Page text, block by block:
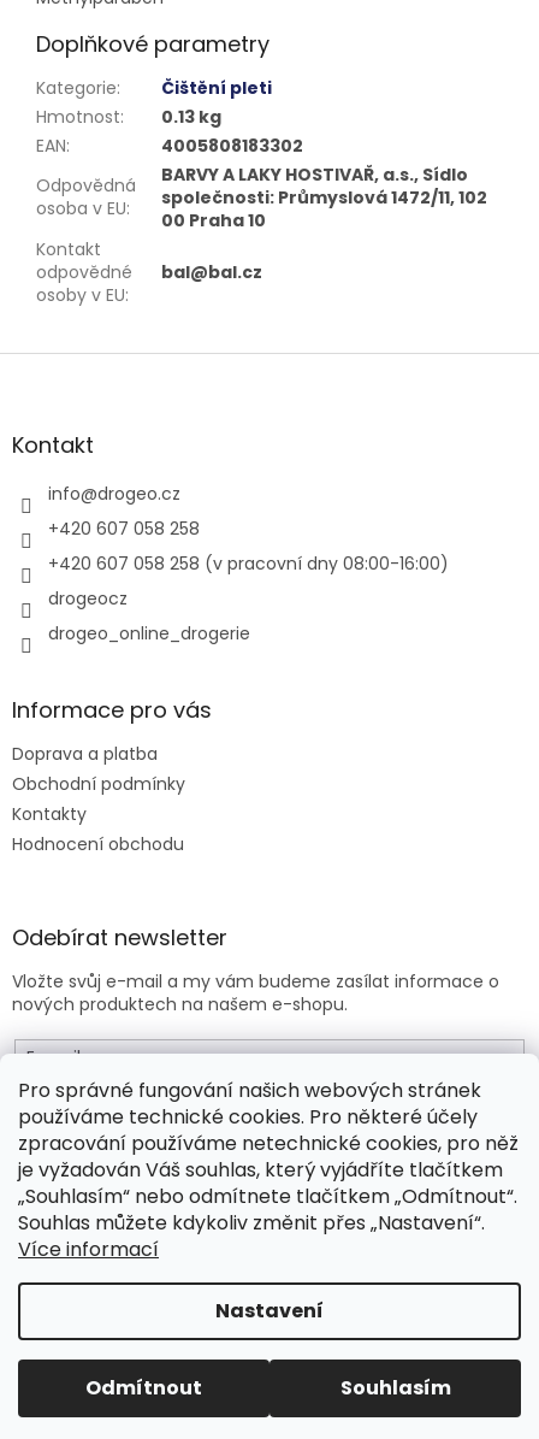
Pro správné fungování našich webových stránek
používáme technické cookies. Pro některé účely
zpracování používáme netechnické cookies, pro něž
je vyžadován Váš souhlas, který vyjádříte tlačítkem
„Souhlasím“ nebo odmítnete tlačítkem „Odmítnout“.
Souhlas můžete kdykoliv změnit přes „Nastavení“.
Více informací
Nastavení
Odmítnout Souhlasím
Doplňkové parametry
Kategorie:
Čištění pleti
Hmotnost:
0.13 kg
EAN:
4005808183302
Odpovědná
osoba v EU:
BARVY A LAKY HOSTIVAŘ, a.s., Sídlo
společnosti: Průmyslová 1472/11, 102
00 Praha 10
Kontakt
odpovědné
osoby v EU:
bal@bal.cz
Z
aKontakt
info@drogeo.cz
+420 607 058 258
+420 607 058 258 (v pracovní dny 08:00-16:00)
drogeocz
drogeo_online_drogerie
Informace pro vás
Doprava a platba
Obchodní podmínky
Kontakty
Hodnocení obchodu
Odebírat newsletter
Vložte svůj e-mail a my vám budeme zasílat informace o
nových produktech na našem e-shopu.
E-mail
Vložením e-mailu souhlasíte sobchodními podmínkami .
PŘIHLÁSIT SE
Copyright 2026Drogeo.cz. Všechna práva vyhrazena.
Upravit nastavení cookies